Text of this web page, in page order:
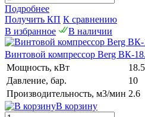
Подробнее
Получить КП К сравнению
В избранное
В наличии
Винтовой компрессор Berg ВК-
Мощность, кВт
18.5
Давление, бар.
10
Производительность, м3/мин 2.6
В корзину